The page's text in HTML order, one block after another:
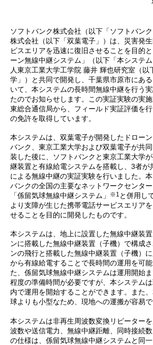
ソフトバンク株式会社（以下「ソフトバン
株式会社（以下「双葉電子」）は、災害発
ビスエリアを迅速に復旧させることを目的
ーン無線中継システム」（以下「本システ
人東京工業大学工学院 藤井 輝也研究室（以
学」）と共同で開発し、千葉県市原市にあ
いて、本システムの長時間無線中継を行う
たのでお知らせします。この実証実験の実
東総合通信局から、フィールド実証評価を
の免許を取得しています。
本システムは、双葉電子が開発したドロー
バンク、東京工業大学および双葉電子が共
装した後に、ソフトバンクと東京工業大学
継装置と有線給電システムを搭載し、3者が
による無線中継の実証実験を行いました。
バンクの全国の主要なネットワークセンタ
「係留気球無線中継システム」
※1 と併用し
より支障が生じた携帯電話サービスエリア
せることを目的に開発したものです。
本システムは、地上に設置した無線中継装
ンに搭載した無線中継装置（子機）で構成
ンの飛行と搭載した無線中継装置（子機）
から有線給電することで長時間の運用を可
た、係留気球無線中継システムは運用開始
程度の準備時間が必要ですが、本システム
内で運用を開始することができます。また
球よりも小型なため、現地への運搬が容易で
本システムは非再生周波数変換リピーター
波数や送信電力、無線中継距離、同時接続
の仕様は、係留気球無線中継システムと同